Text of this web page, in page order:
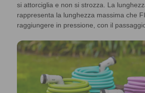
si attorciglia e non si strozza. La
rappresenta la lunghezza massima che
raggiungere in pressione, con il passaggio